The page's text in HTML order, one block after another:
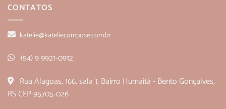
CONTATOS
katelie@kateliecompose.com.br
(54) 9 9921-0912
Rua Alagoas, 166, sala 1, Bairro Humaitá - Bento Gonçalves,
RS CEP 95705-026